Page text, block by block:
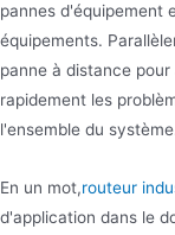
pannes d'équipement
équipements.
panne à distance
rapidement les
l'ensemble du
En un mot,routeur
d'application dans le